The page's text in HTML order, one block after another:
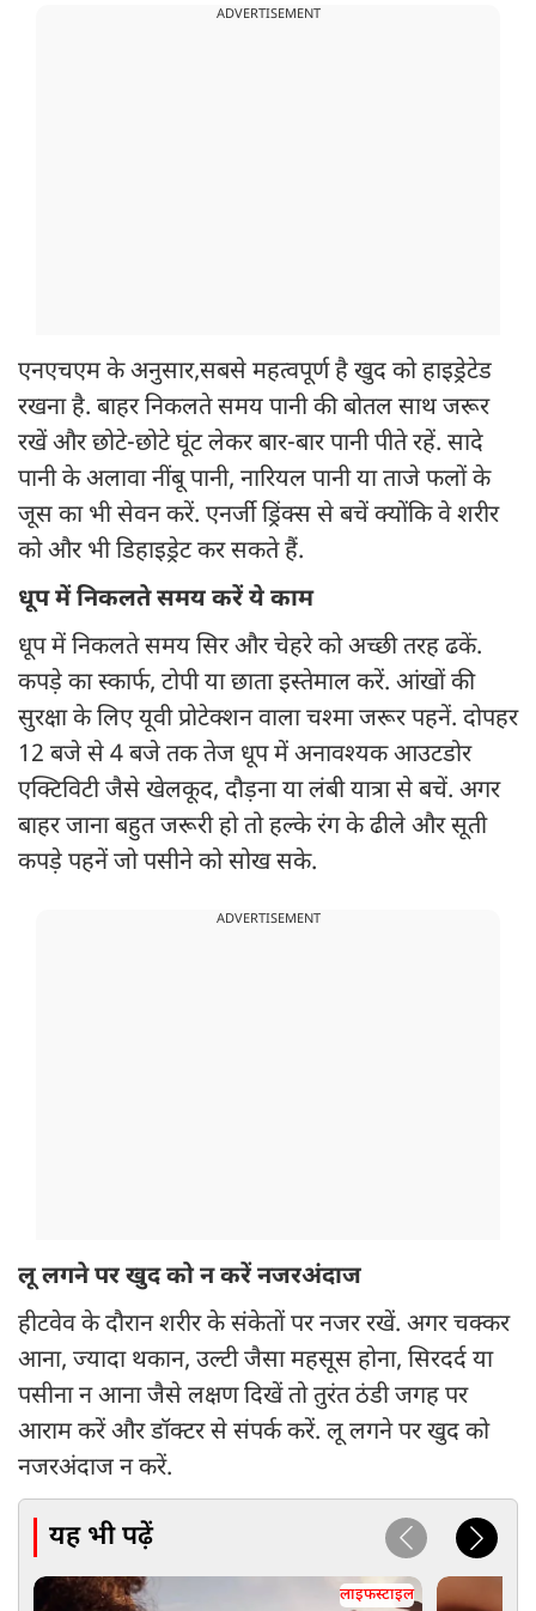
ADVERTISEMENT
एनएचएम के अनुसार,सबसे महत्वपूर्ण है खुद को हाइड्रेटेड
रखना है. बाहर निकलते समय पानी की बोतल साथ जरूर
रखें और छोटे-छोटे घूंट लेकर बार-बार पानी पीते रहें. सादे
पानी के अलावा नींबू पानी, नारियल पानी या ताजे फलों के
जूस का भी सेवन करें. एनर्जी ड्रिंक्स से बचें क्योंकि वे शरीर
को और भी डिहाइड्रेट कर सकते हैं.
धूप में निकलते समय करें ये काम
धूप में निकलते समय सिर और चेहरे को अच्छी तरह ढकें.
कपड़े का स्कार्फ, टोपी या छाता इस्तेमाल करें. आंखों की
सुरक्षा के लिए यूवी प्रोटेक्शन वाला चश्मा जरूर पहनें. दोपहर
12 बजे से 4 बजे तक तेज धूप में अनावश्यक आउटडोर
एक्टिविटी जैसे खेलकूद, दौड़ना या लंबी यात्रा से बचें. अगर
बाहर जाना बहुत जरूरी हो तो हल्के रंग के ढीले और सूती
कपड़े पहनें जो पसीने को सोख सके.
ADVERTISEMENT
लू लगने पर खुद को न करें नजरअंदाज
हीटवेव के दौरान शरीर के संकेतों पर नजर रखें. अगर चक्कर
आना, ज्यादा थकान, उल्टी जैसा महसूस होना, सिरदर्द या
पसीना न आना जैसे लक्षण दिखें तो तुरंत ठंडी जगह पर
आराम करें और डॉक्टर से संपर्क करें. लू लगने पर खुद को
नजरअंदाज न करें.
यह भी पढ़ें
लाइफस्टाइल